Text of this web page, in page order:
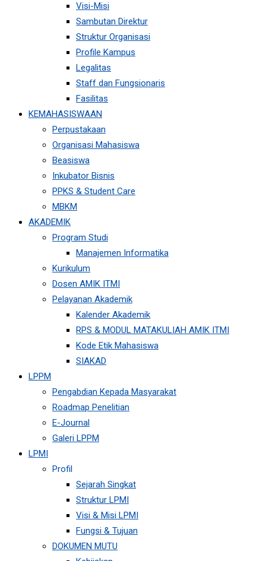
Visi-Misi
Sambutan Direktur
Struktur Organisasi
Profile Kampus
Legalitas
Staff dan Fungsionaris
Fasilitas
KEMAHASISWAAN
Perpustakaan
Organisasi Mahasiswa
Beasiswa
Inkubator Bisnis
PPKS & Student Care
MBKM
AKADEMIK
Program Studi
Manajemen Informatika
Kurikulum
Dosen AMIK ITMI
Pelayanan Akademik
Kalender Akademik
RPS & MODUL MATAKULIAH AMIK ITMI
Kode Etik Mahasiswa
SIAKAD
LPPM
Pengabdian Kepada Masyarakat
Roadmap Penelitian
E-Journal
Galeri LPPM
LPMI
Profil
Sejarah Singkat
Struktur LPMI
Visi & Misi LPMI
Fungsi & Tujuan
DOKUMEN MUTU